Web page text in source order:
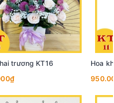
Hoa khai trương KT06
750.000₫